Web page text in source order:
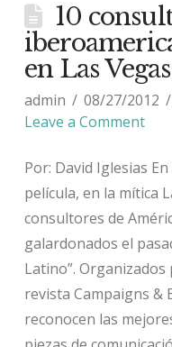
10
en Las Vegas
admin 08/27/2012
Leave a Comment
Por: David Iglesias
película, en la mítica
consultores de
galardonados el
Latino”.
revista Campaigns &
reconocen las